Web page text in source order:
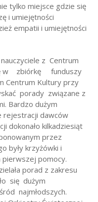
tylko miejsce gdzie się
i umiejętności
empatii i umiejętności
z Centrum
w zbiórkę funduszy
Centrum Kultury przy
porady związane z
Bardzo dużym
rejestracji dawców
dokonało kilkadziesiąt
przez
były krzyżówki i
pierwszej pomocy.
porad z zakresu
się dużym
najmłodszych.